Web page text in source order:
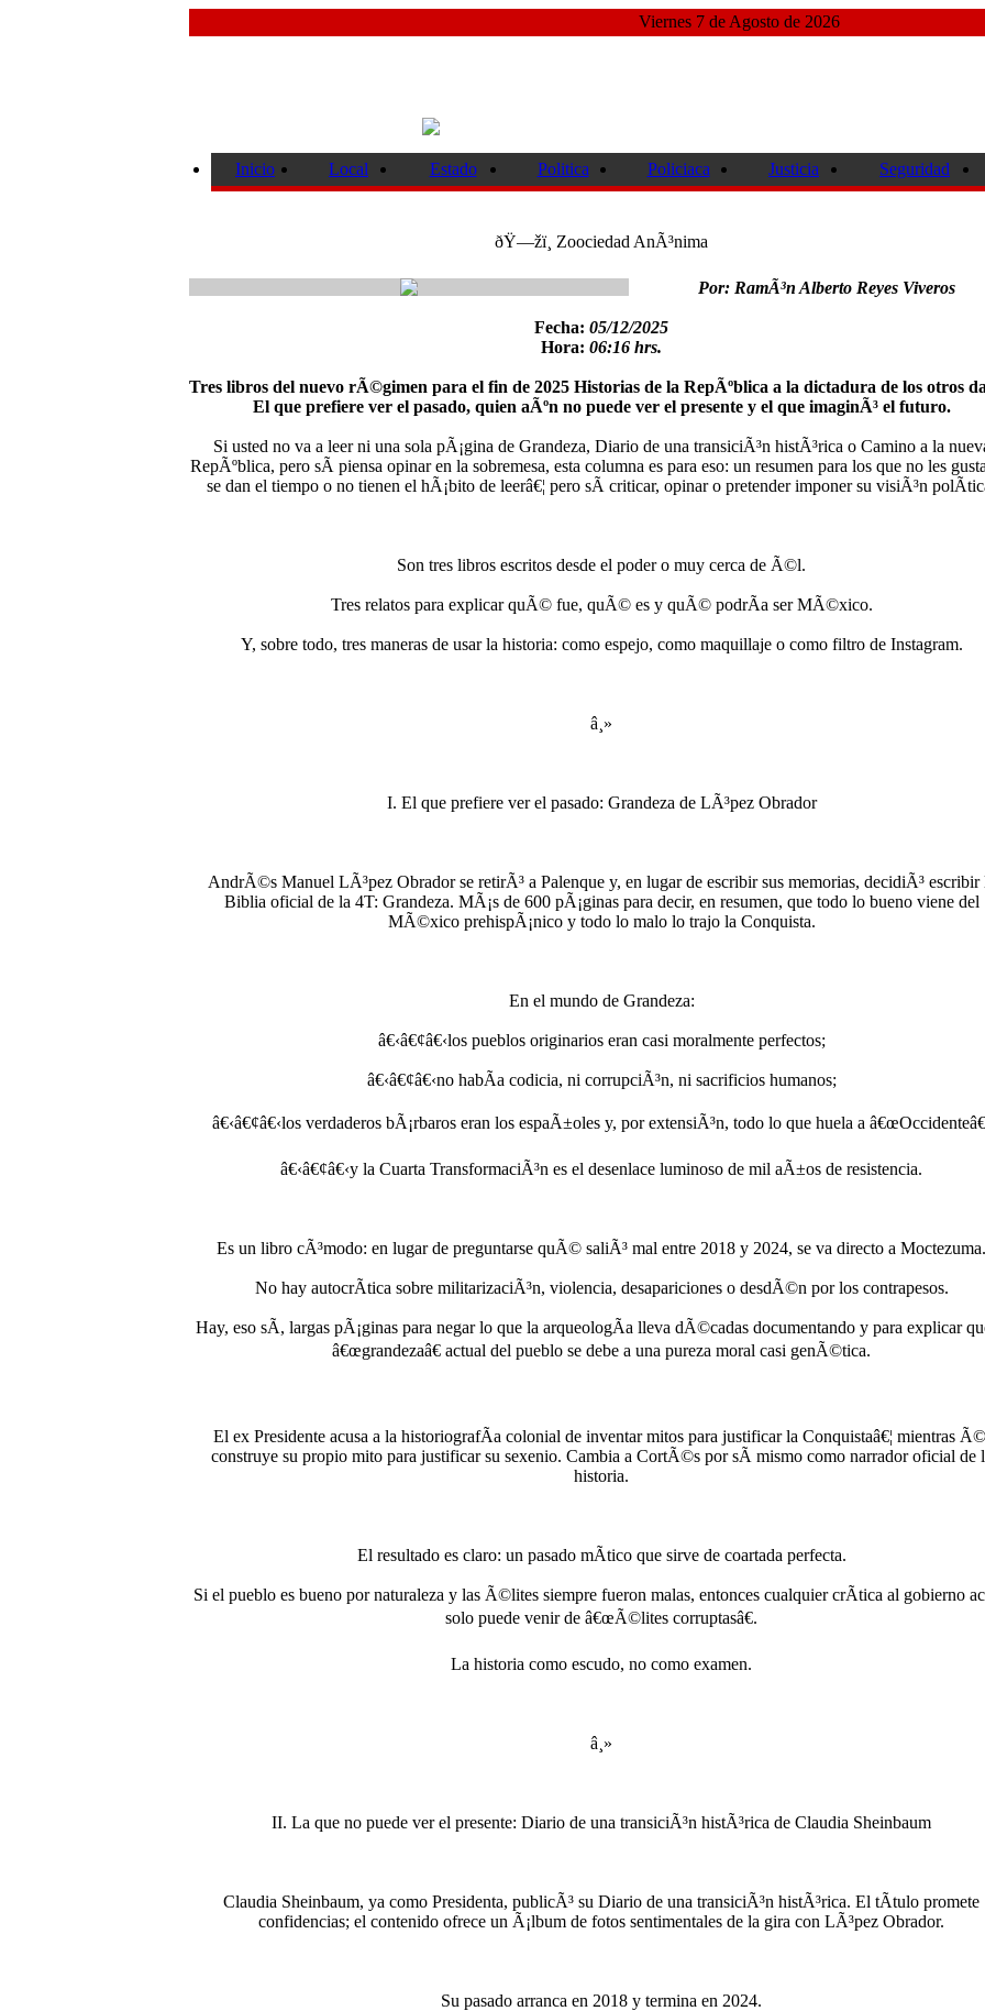
Viernes 7 de Agosto de 2026
Inicio Local Estado Politica Policiaca Justicia Seguridad
ðŸ—žï¸ Zoociedad AnÃ³nima
Por: RamÃ³n Alberto Reyes Viveros
Fecha: 05/12/2025
Hora: 06:16 hrs.
Tres libros del nuevo rÃ©gimen para el fin de 2025 Historias de la RepÃºblica a la dictadura de los otros
El que prefiere ver el pasado, quien aÃºn no puede ver el presente y el que imaginÃ³ el futuro.
Si usted no va a leer ni una sola pÃ¡gina de Grandeza, Diario de una transiciÃ³n histÃ³rica o Camino a la
RepÃºblica, pero sÃ­ piensa opinar en la sobremesa, esta columna es para eso: un resumen para los que no les
se dan el tiempo o no tienen el hÃ¡bito de leerâ€¦ pero sÃ­ criticar, opinar o pretender imponer su visiÃ³n
Son tres libros escritos desde el poder o muy cerca de Ã©l.
Tres relatos para explicar quÃ© fue, quÃ© es y quÃ© podrÃ­a ser MÃ©xico.
Y, sobre todo, tres maneras de usar la historia: como espejo, como maquillaje o como filtro de Instagram.
â¸»
I. El que prefiere ver el pasado: Grandeza de LÃ³pez Obrador
AndrÃ©s Manuel LÃ³pez Obrador se retirÃ³ a Palenque y, en lugar de escribir sus memorias, decidiÃ³ escribir
Biblia oficial de la 4T: Grandeza. MÃ¡s de 600 pÃ¡ginas para decir, en resumen, que todo lo bueno viene del
MÃ©xico prehispÃ¡nico y todo lo malo lo trajo la Conquista.
En el mundo de Grandeza:
â€‹â€¢â€‹los pueblos originarios eran casi moralmente perfectos;
â€‹â€¢â€‹no habÃ­a codicia, ni corrupciÃ³n, ni sacrificios humanos;
â€‹â€¢â€‹los verdaderos bÃ¡rbaros eran los espaÃ±oles y, por extensiÃ³n, todo lo que huela a
â€‹â€¢â€‹y la Cuarta TransformaciÃ³n es el desenlace luminoso de mil aÃ±os de resistencia.
Es un libro cÃ³modo: en lugar de preguntarse quÃ© saliÃ³ mal entre 2018 y 2024, se va directo a Moctezuma.
No hay autocrÃ­tica sobre militarizaciÃ³n, violencia, desapariciones o desdÃ©n por los contrapesos.
Hay, eso sÃ­, largas pÃ¡ginas para negar lo que la arqueologÃ­a lleva dÃ©cadas documentando y para explicar
â€œgrandezaâ€ actual del pueblo se debe a una pureza moral casi genÃ©tica.
El ex Presidente acusa a la historiografÃ­a colonial de inventar mitos para justificar la Conquistaâ€¦ mientras
construye su propio mito para justificar su sexenio. Cambia a CortÃ©s por sÃ­ mismo como narrador oficial de
historia.
El resultado es claro: un pasado mÃ­tico que sirve de coartada perfecta.
Si el pueblo es bueno por naturaleza y las Ã©lites siempre fueron malas, entonces cualquier crÃ­tica al gobierno
solo puede venir de â€œÃ©lites corruptasâ€.
La historia como escudo, no como examen.
â¸»
II. La que no puede ver el presente: Diario de una transiciÃ³n histÃ³rica de Claudia Sheinbaum
Claudia Sheinbaum, ya como Presidenta, publicÃ³ su Diario de una transiciÃ³n histÃ³rica. El tÃ­tulo promete
confidencias; el contenido ofrece un Ã¡lbum de fotos sentimentales de la gira con LÃ³pez Obrador.
Su pasado arranca en 2018 y termina en 2024.